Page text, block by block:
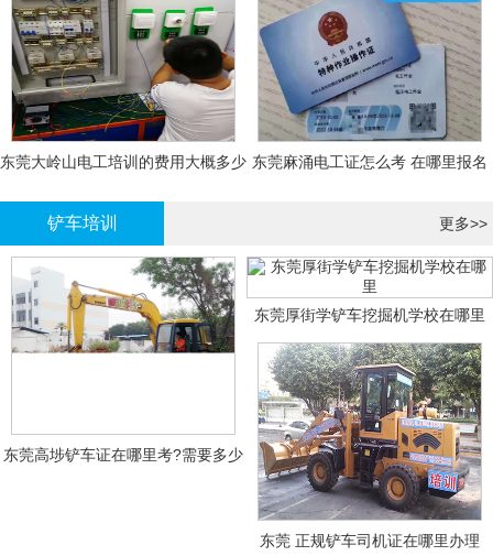
东莞大岭山电工培训的费用大概多少 东莞麻涌电工证怎么考 在哪里报名
铲车培训 更多>>
东莞高埗铲车证在哪里考?需要多少
东莞厚街学铲车挖掘机学校在哪里
东莞 正规铲车司机证在哪里办理